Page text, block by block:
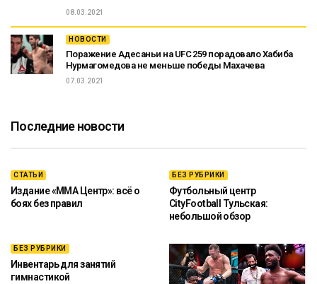
08.03.2021
НОВОСТИ
Поражение Адесаньи на UFC 259 порадовало Хабиба
Нурмагомедова не меньше победы Махачева
07.03.2021
Последние новости
СТАТЬИ
Издание «ММА Центр»: всё о
боях без правил
БЕЗ РУБРИКИ
Футбольный центр
CityFootball Тульская:
небольшой обзор
БЕЗ РУБРИКИ
Инвентарь для занятий
гимнастикой